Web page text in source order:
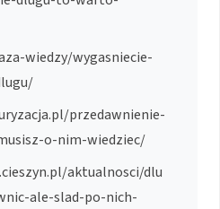
wiedzy/wygasniecie-
przedawnienie-
o-nim-wiedziec/
aktualnosci/dlu
ale-slad-po-nich-